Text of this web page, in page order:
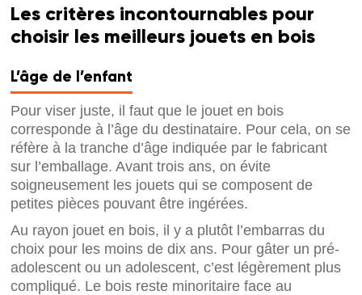
Les critères incontournables pour
choisir les meilleurs jouets en bois
L’âge de l’enfant
Pour viser juste, il faut que le jouet en bois
corresponde à l’âge du destinataire. Pour cela, on se
réfère à la tranche d’âge indiquée par le fabricant
sur l’emballage. Avant trois ans, on évite
soigneusement les jouets qui se composent de
petites pièces pouvant être ingérées.
Au rayon jouet en bois, il y a plutôt l’embarras du
choix pour les moins de dix ans. Pour gâter un pré-
adolescent ou un adolescent, c’est légèrement plus
compliqué. Le bois reste minoritaire face au